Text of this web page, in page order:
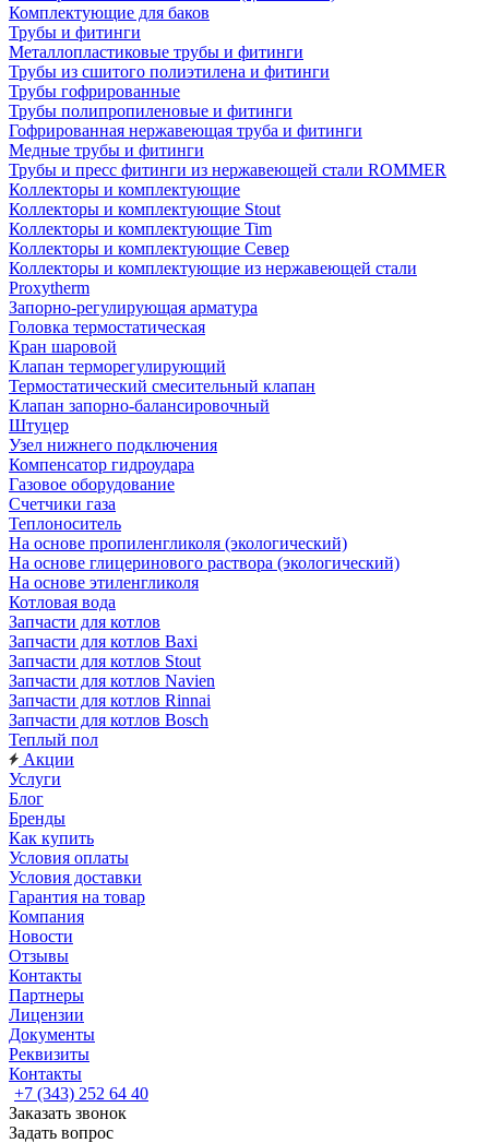
Комплектующие для баков
Трубы и фитинги
Металлопластиковые трубы и фитинги
Трубы из сшитого полиэтилена и фитинги
Трубы гофрированные
Трубы полипропиленовые и фитинги
Гофрированная нержавеющая труба и фитинги
Медные трубы и фитинги
Трубы и пресс фитинги из нержавеющей стали ROMMER
Коллекторы и комплектующие
Коллекторы и комплектующие Stout
Коллекторы и комплектующие Tim
Коллекторы и комплектующие Север
Коллекторы и комплектующие из нержавеющей стали
Proxytherm
Запорно-регулирующая арматура
Головка термостатическая
Кран шаровой
Клапан терморегулирующий
Термостатический смесительный клапан
Клапан запорно-балансировочный
Штуцер
Узел нижнего подключения
Компенсатор гидроудара
Газовое оборудование
Счетчики газа
Теплоноситель
На основе пропиленгликоля (экологический)
На основе глицеринового раствора (экологический)
На основе этиленгликоля
Котловая вода
Запчасти для котлов
Запчасти для котлов Baxi
Запчасти для котлов Stout
Запчасти для котлов Navien
Запчасти для котлов Rinnai
Запчасти для котлов Bosch
Теплый пол
Акции
Услуги
Блог
Бренды
Как купить
Условия оплаты
Условия доставки
Гарантия на товар
Компания
Новости
Отзывы
Контакты
Партнеры
Лицензии
Документы
Реквизиты
Контакты
+7 (343) 252 64 40
Заказать звонок
Задать вопрос